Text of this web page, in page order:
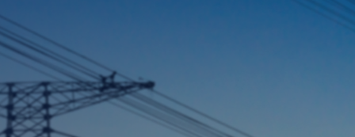
18 tháng 08, 2025 25 tháng 07, 2025